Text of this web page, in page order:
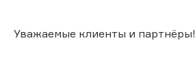
Уважаемые клиенты и партнёры!